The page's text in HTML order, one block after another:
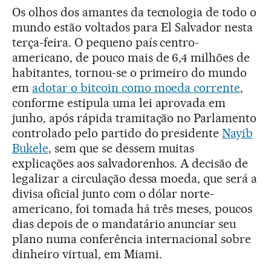
Os olhos dos amantes da tecnologia de todo o
mundo estão voltados para El Salvador nesta
terça-feira. O pequeno país centro-
americano, de pouco mais de 6,4 milhões de
habitantes, tornou-se o primeiro do mundo
em adotar o bitcoin como moeda corrente,
conforme estipula uma lei aprovada em
junho, após rápida tramitação no Parlamento
controlado pelo partido do presidenteNayib
Bukele, sem que se dessem muitas
explicações aos salvadorenhos. A decisão de
legalizar a circulação dessa moeda, que será a
divisa oficial junto com o dólar norte-
americano, foi tomada há três meses, poucos
dias depois de o mandatário anunciar seu
plano numa conferência internacional sobre
dinheiro virtual, em Miami.